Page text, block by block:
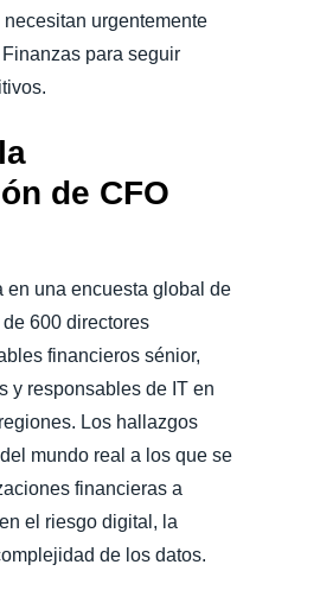
urgentemente
para seguir
de CFO
en una encuesta global de
600 directores
financieros sénior,
y responsables de IT en
Los hallazgos
mundo real a los que se
financieras a
el riesgo digital, la
de los datos.